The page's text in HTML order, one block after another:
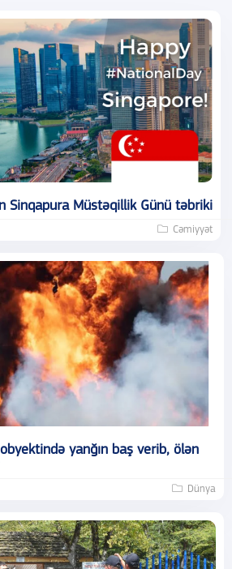
Sinqapura Müstəqillik Günü təbriki
Cəmiyyət
yanğın baş verib, ölən
Dünya